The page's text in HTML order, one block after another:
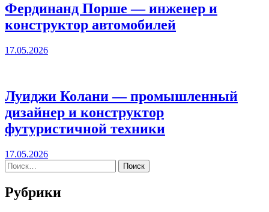
Фердинанд Порше — инженер и
конструктор автомобилей
17.05.2026
Луиджи Колани — промышленный
дизайнер и конструктор
футуристичной техники
17.05.2026
Найти:
Рубрики